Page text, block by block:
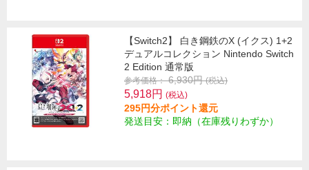
【Switch2】 白き鋼鉄のX (イクス) 1+2
デュアルコレクション Nintendo Switch
2 Edition 通常版
参考価格： 6,930円(税込)
5,918円 (税込)
295円分ポイント還元
発送目安：即納（在庫残りわずか）